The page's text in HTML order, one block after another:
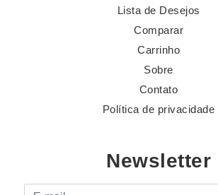
Lista de Desejos
Comparar
Carrinho
Sobre
Contato
Política de privacidade
Newsletter
E-mail